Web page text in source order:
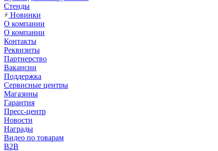
Стенды
Новинки
О компании
О компании
Контакты
Реквизиты
Партнерство
Вакансии
Поддержка
Сервисные центры
Магазины
Гарантия
Пресс-центр
Новости
Награды
Видео по товарам
B2B